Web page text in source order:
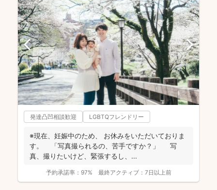
発達凸凹相談歓迎 LGBTQフレンドリー
※現在、妊娠中のため、 お休みをいただいておりま
す。 「写真撮られるの、苦手ですか？」 写
真、撮りたいけど、緊張するし、 ...
予約承諾率： 97% 最終アクティブ： 7日以上前